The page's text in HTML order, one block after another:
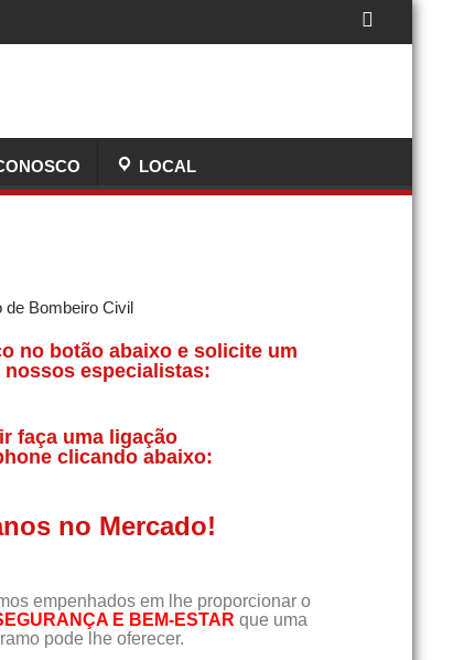
LOCAL
no botão abaixo e solicite um
especialistas:
faça uma ligação
clicando abaixo:
no Mercado!
empenhados em lhe proporcionar o
E BEM-ESTAR que uma
pode lhe oferecer.